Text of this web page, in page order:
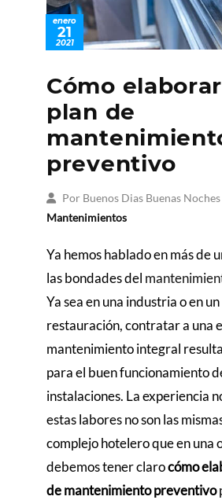
enero
21
2021
Cómo
plan de
preventivo
Por Buenos Dias Buenas Noches
Mantenimientos
Ya hemos hablado en más de
las bondades del
Ya sea en una industria o en
restauración, contratar a una
mantenimiento integral
para el buen funcionamiento
instalaciones. La experiencia
estas labores no son las
complejo hotelero que en una
debemos tener clarocómo
de mantenimiento preventivo